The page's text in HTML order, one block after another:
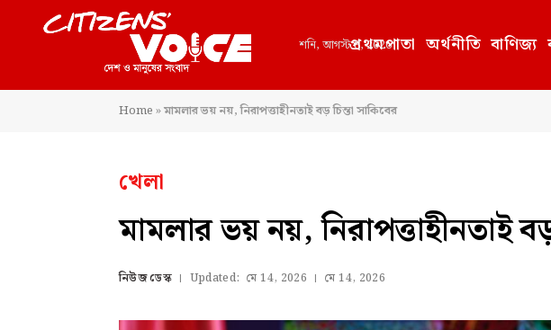
শনি, আগস্ট 8, 2026
প্রথমপাতা অর্থনীতি বাণিজ্য
Home»মামলার ভয় নয়, নিরাপত্তাহীনতাই বড় চিন্তা সাকিবের
খেলা
মামলার ভয় নয়, নিরাপত্তাহীনতাই
নিউজ ডেস্ক Updated: মে 14, 2026 মে 14, 2026